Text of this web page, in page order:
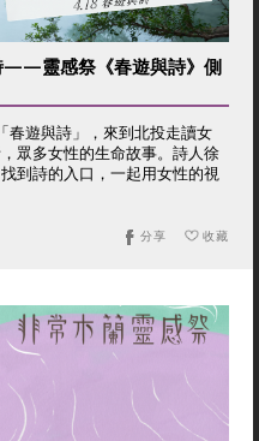
——靈感祭《春遊與詩》側
春遊與詩」，來到北投走讀女
眾多女性的生命故事。詩人徐
到詩的入口，一起用女性的視
收藏
分享